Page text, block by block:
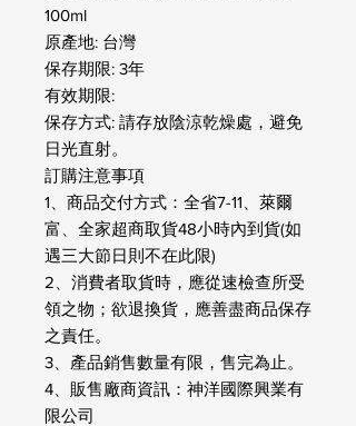
100ml
原產地: 台灣
保存期限: 3年
有效期限:
保存方式: 請存放陰涼乾燥處，避免
日光直射。
訂購注意事項
1、商品交付方式：全省7-11、萊爾
富、全家超商取貨48小時內到貨(如
遇三大節日則不在此限)
2、消費者取貨時，應從速檢查所受
領之物；欲退換貨，應善盡商品保存
之責任。
3、產品銷售數量有限，售完為止。
4、販售廠商資訊：神洋國際興業有
限公司